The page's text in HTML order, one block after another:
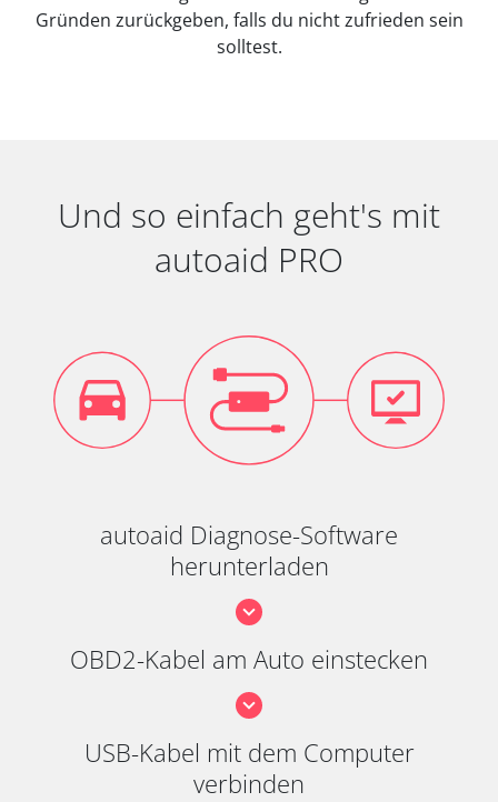
Gründen zurückgeben, falls du nicht zufrieden sein
solltest.
Und so einfach geht's mit
autoaid PRO
autoaid Diagnose-Software
herunterladen
OBD2-Kabel am Auto einstecken
USB-Kabel mit dem Computer
verbinden